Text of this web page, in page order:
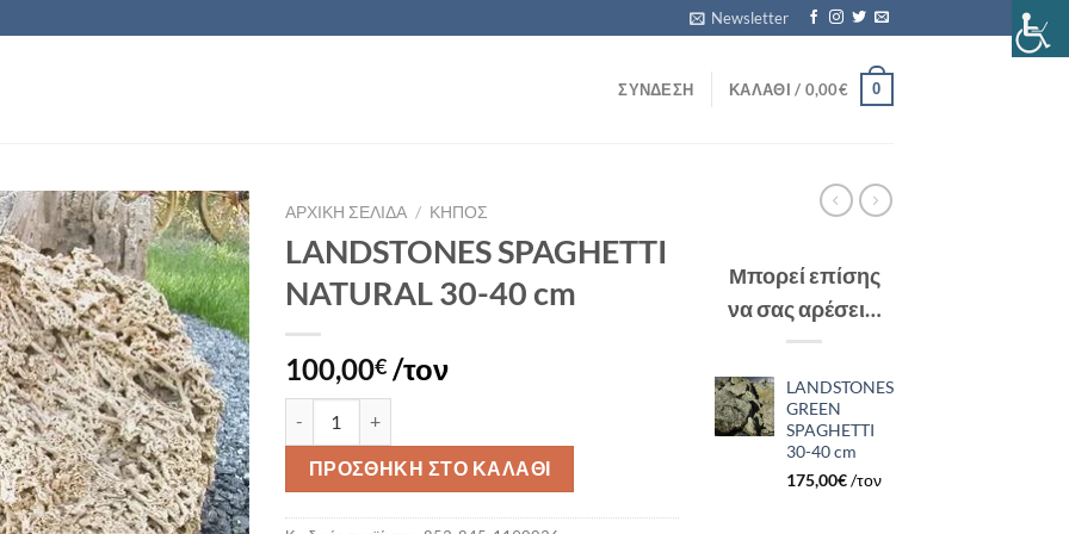
Newsletter
ΣΎΝΔΕΣΗ ΚΑΛΆΘΙ / 0,00€ 0
Πρόσθήκη
στην λίστα
επιθυμιών
ΑΡΧΙΚΉ ΣΕΛΊΔΑ / ΚΗΠΟΣ
LANDSTONES SPAGHETTI
NATURAL 30-40 cm
100,00€ /τον
LANDSTONES SPAGHETTI NATURAL 30-40 cm ποσότητα
ΠΡΟΣΘΉΚΗ ΣΤΟ ΚΑΛΆΘΙ
Μπορεί επίσης
να σας αρέσει…
LANDSTONES
GREEN
SPAGHETTI
30-40 cm
175,00€/τον